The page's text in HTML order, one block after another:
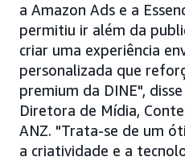
a Amazon Ads e a
permitiu ir além da
criar uma experiência
personalizada que
premium da DINE",
Diretora de Mídia,
ANZ. "Trata-se de um
a criatividade e a